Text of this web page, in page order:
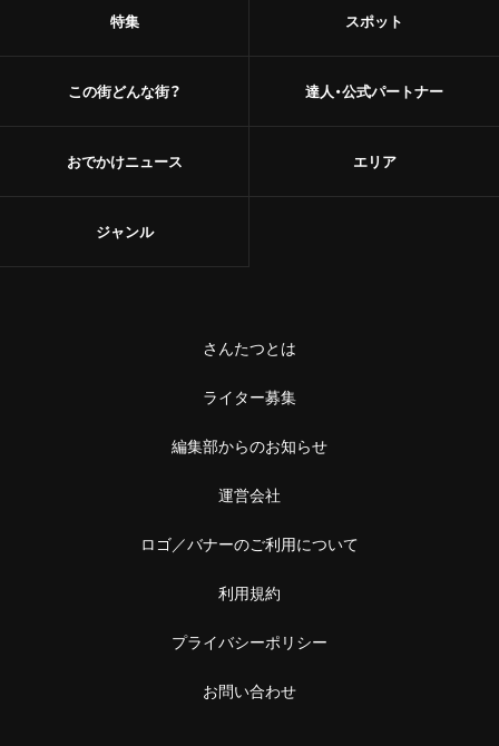
特集
この街どんな街？
おでかけニュース
スポット
達人・公式パートナー
エリア
ジャンル
さんたつとは
ライター募集
編集部からのお知らせ
運営会社
ロゴ／バナーのご利用について
利用規約
プライバシーポリシー
お問い合わせ